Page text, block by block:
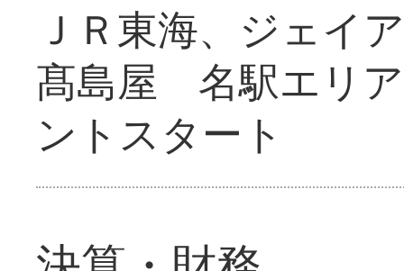
ＪＲ東海、ジェイ
髙島屋 名駅エリ
ントスタート